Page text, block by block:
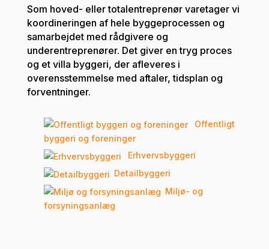
Som hoved- eller totalentreprenør varetager vi
koordineringen af hele byggeprocessen og
samarbejdet med rådgivere og
underentreprenører. Det giver en tryg proces
og et villa byggeri, der afleveres i
overensstemmelse med aftaler, tidsplan og
forventninger.
Offentligt
byggeri og foreninger
Erhvervsbyggeri
Detailbyggeri
Miljø- og
forsyningsanlæg